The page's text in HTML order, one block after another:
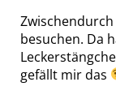
besuchen. Da
gefällt mir das